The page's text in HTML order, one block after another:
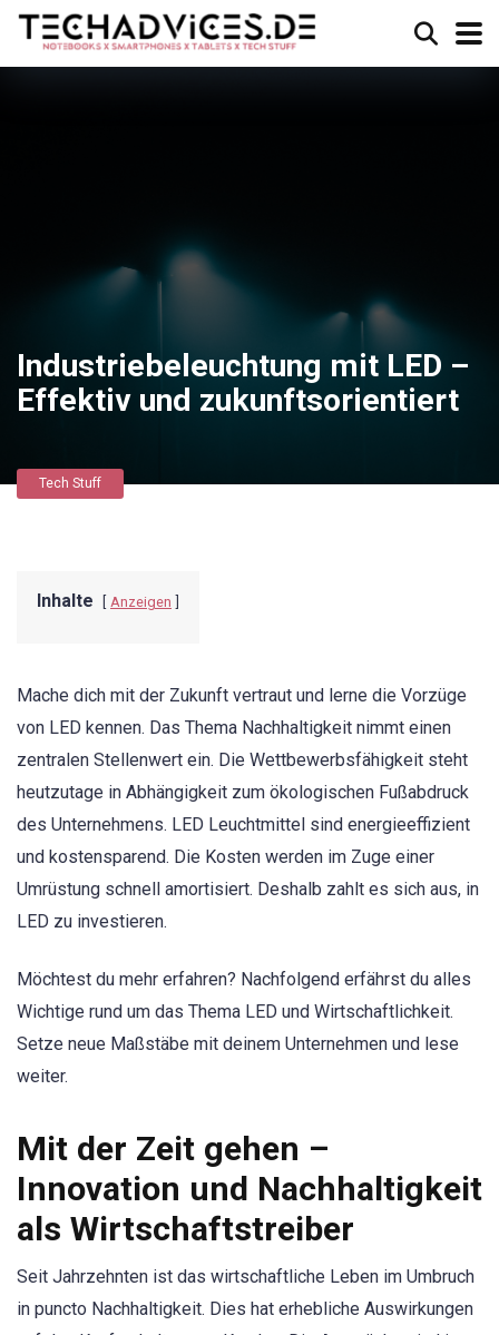
Industriebeleuchtung mit LED –
Effektiv und zukunftsorientiert
Tech Stuff
Inhalte Anzeigen
Mache dich mit der Zukunft vertraut und lerne die Vorzüge
von LED kennen. Das Thema Nachhaltigkeit nimmt einen
zentralen Stellenwert ein. Die Wettbewerbsfähigkeit steht
heutzutage in Abhängigkeit zum ökologischen Fußabdruck
des Unternehmens. LED Leuchtmittel sind energieeffizient
und kostensparend. Die Kosten werden im Zuge einer
Umrüstung schnell amortisiert. Deshalb zahlt es sich aus, in
LED zu investieren.
Möchtest du mehr erfahren? Nachfolgend erfährst du alles
Wichtige rund um das Thema LED und Wirtschaftlichkeit.
Setze neue Maßstäbe mit deinem Unternehmen und lese
weiter.
Mit der Zeit gehen –
Innovation und Nachhaltigkeit
als Wirtschaftstreiber
Seit Jahrzehnten ist das wirtschaftliche Leben im Umbruch
in puncto Nachhaltigkeit. Dies hat erhebliche Auswirkungen